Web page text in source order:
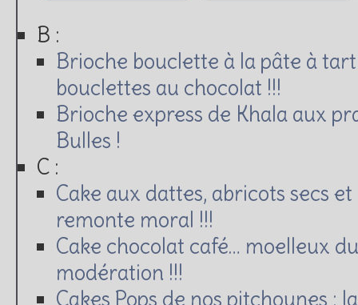
B :
Brioche bouclette à la pâte à
bouclettes au chocolat !!!
Brioche express de Khala aux
Bulles !
C :
Cake aux dattes, abricots secs
remonte moral !!!
Cake chocolat café… moelleux
modération !!!
Cakes Pops de nos pitchounes :